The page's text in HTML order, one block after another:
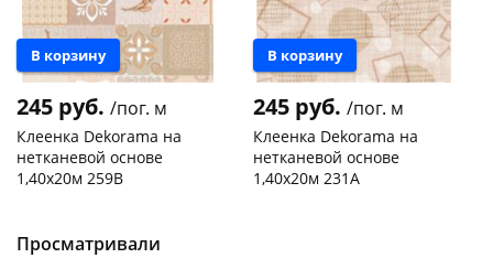
В корзину
245 руб. /пог. м
Клеенка Dekorama на
нетканевой основе
1,40х20м 259В
Код товара
В корзину
245 руб. /пог. м
Клеенка Dekorama на
нетканевой основе
1,40х20м 231А
Просматривали